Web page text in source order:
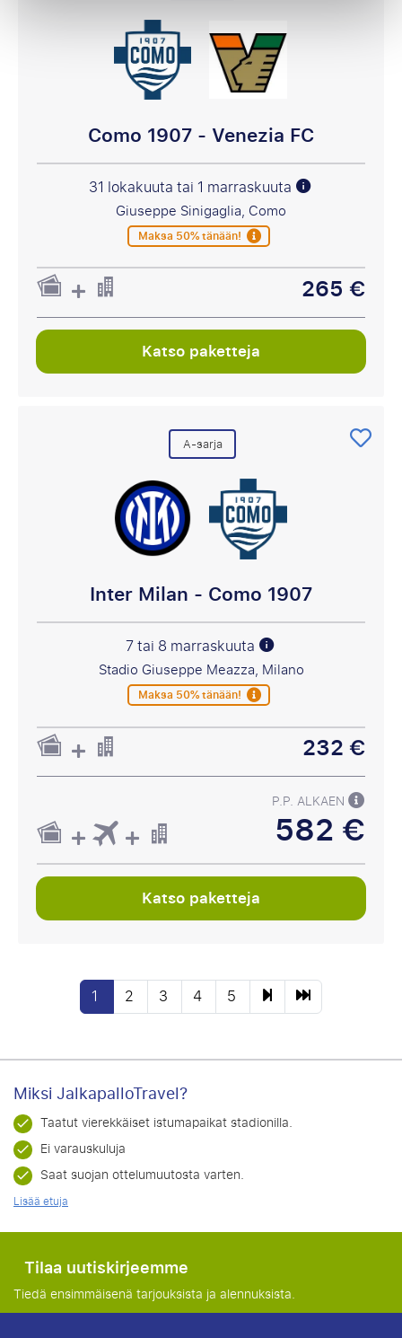
Como 1907 - Venezia FC
31 lokakuuta tai 1 marraskuuta
Giuseppe Sinigaglia, Como
Maksa 50% tänään!
265 €
Katso paketteja
A-sarja
Inter Milan - Como 1907
7 tai 8 marraskuuta
Stadio Giuseppe Meazza, Milano
Maksa 50% tänään!
232 €
P.P. ALKAEN
582 €
Katso paketteja
1 2 3 4 5
Miksi JalkapalloTravel?
Taatut vierekkäiset istumapaikat stadionilla.
Ei varauskuluja
Saat suojan ottelumuutosta varten.
Lisää etuja
Tilaa uutiskirjeemme
Tiedä ensimmäisenä tarjouksista ja alennuksista.